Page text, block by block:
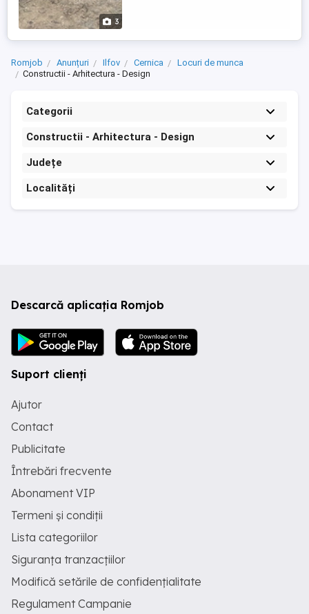
3
Romjob Anunțuri Ilfov Cernica
Locuri de munca
Constructii - Arhitectura - Design
Categorii
Constructii - Arhitectura - Design
Județe
Localități
Descarcă aplicația Romjob
Suport clienți
Ajutor
Contact
Publicitate
Întrebări frecvente
Abonament VIP
Termeni și condiții
Lista categoriilor
Siguranța tranzacțiilor
Modifică setările de confidențialitate
Regulament Campanie